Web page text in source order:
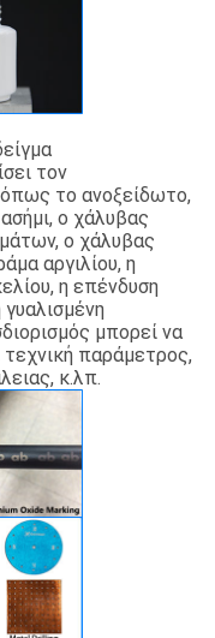
τον
όπως το ανοξείδωτο,
ο χάλυβας
ο χάλυβας
αργιλίου, η
η επένδυση
μπορεί να
παράμετρος,
κ.λπ.